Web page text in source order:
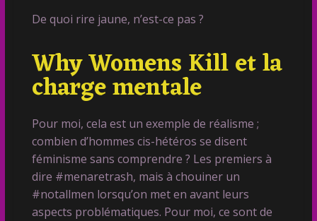
De quoi rire jaune, n’est-ce pas ?
Why Womens Kill et la
charge mentale
Pour moi, cela est un exemple de réalisme ;
combien d’hommes cis-hétéros se disent
féminisme sans comprendre ? Les premiers à
dire #menaretrash, mais à chouiner un
#notallmen lorsqu’on met en avant leurs
aspects problématiques. Pour moi, ce sont de